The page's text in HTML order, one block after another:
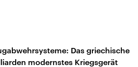
Das griechische
modernstes Kriegsgerät